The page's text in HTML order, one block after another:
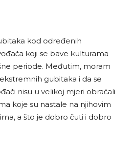
kod određenih
koji se bave kulturama
periode. Međutim, moram
gubitaka i da se
nisu u velikoj mjeri obraćali
koje su nastale na njihovim
a što je dobro čuti i dobro